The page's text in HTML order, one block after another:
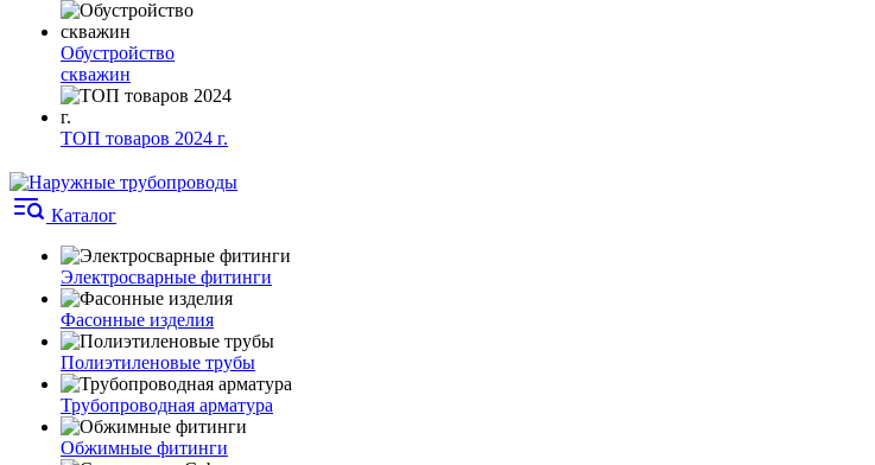
Обустройство
скважин
ТОП товаров 2024 г.
Каталог
Электросварные фитинги
Фасонные изделия
Полиэтиленовые трубы
Трубопроводная арматура
Обжимные фитинги